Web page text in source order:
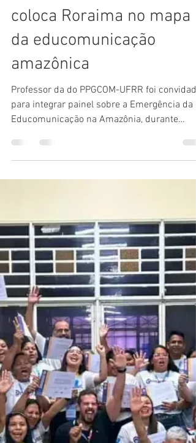
Prof. Vilso Jr. Santi leva o
Amazoom ao XI Educom e
coloca Roraima no mapa
da educomunicação
amazônica
para integrar painel sobre a Emergência da
Educomunicação na Amazônia, durante
Encontro Nacional promovido pela